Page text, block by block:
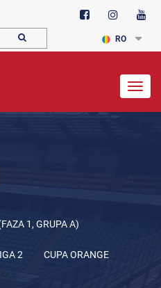
RO
1, GRUPA A)
2 CUPA ORANGE